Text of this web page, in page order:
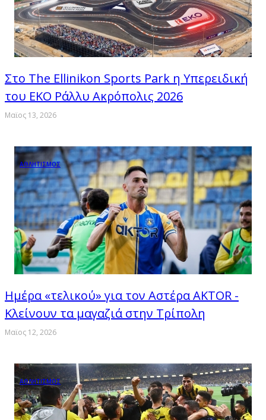
Στο The Ellinikon Sports Park η Υπερειδική
του ΕΚΟ Ράλλυ Ακρόπολις 2026
Μαϊος 13, 2026
ΑΘΛΗΤΙΣΜΟΣ
Ημέρα «τελικού» για τον Αστέρα AKTOR -
Κλείνουν τα μαγαζιά στην Τρίπολη
Μαϊος 12, 2026
ΑΘΛΗΤΙΣΜΟΣ